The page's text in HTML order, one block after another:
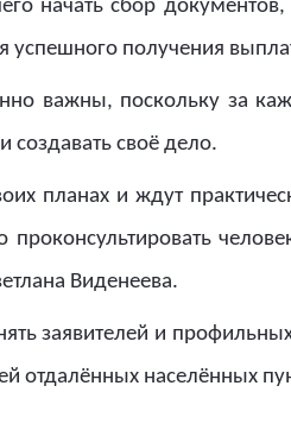
начать сбор документов,
успешного получения
важны, поскольку за
создавать своё дело.
планах и ждут
Виденеева.
заявителей и
отдалённых населённых